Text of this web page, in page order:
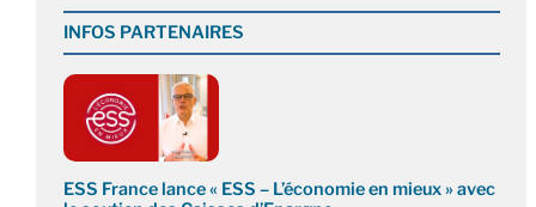
INFOS PARTENAIRES
ESS France lance « ESS – L’économie en mieux » avec